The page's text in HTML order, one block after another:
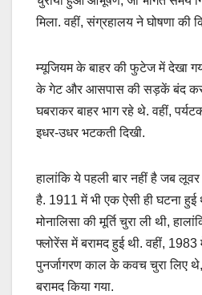
मिला. वहीं, संग्रहालय ने घोषणा की
म्यूजियम के बाहर की फुटेज में देखा
के गेट और आसपास की सड़कें बंद कर
घबराकर बाहर भाग रहे थे. वहीं,
इधर-उधर भटकती दिखी.
हालांकि ये पहली बार नहीं है जब लूवर
है. 1911 में भी एक ऐसी ही घटना हुई
मोनालिसा की मूर्ति चुरा ली थी,
फ्लोरेंस में बरामद हुई थी. वहीं,
पुनर्जागरण काल के कवच चुरा लिए
बरामद किया गया.